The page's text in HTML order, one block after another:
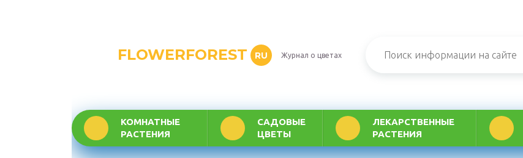
FLOWERFOREST RU Журнал о цветах
КОМНАТНЫЕ
РАСТЕНИЯ
САДОВЫЕ
ЦВЕТЫ
ЛЕКАРСТВЕННЫЕ
РАСТЕНИЯ